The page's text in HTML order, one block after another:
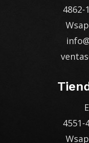
4862-
4551-